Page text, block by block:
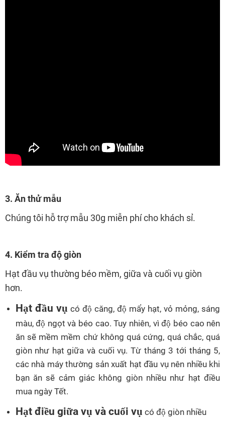
3. Ăn thử mẫu
Chúng tôi hỗ trợ mẫu 30g miễn phí cho khách sỉ.
4. Kiểm tra độ giòn
Hạt đầu vụ thường béo mềm, giữa và cuối vụ giòn
hơn.
Hạt đầu vụ có độ căng, độ mẩy hạt, vỏ mỏng, sáng
màu, độ ngọt và béo cao. Tuy nhiên, vì độ béo cao nên
ăn sẽ mềm mềm chứ không quá cứng, quá chắc, quá
giòn như hạt giữa và cuối vụ. Từ tháng 3 tới tháng 5,
các nhà máy thường sản xuất hạt đầu vụ nên nhiều khi
bạn ăn sẽ cảm giác không giòn nhiều như hạt điều
mua ngày Tết.
Hạt điều giữa vụ và cuối vụ có độ giòn nhiều